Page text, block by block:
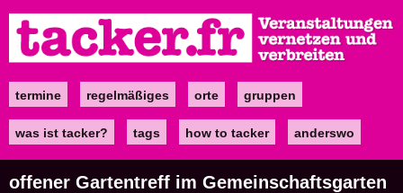
zum
Inhalt
Maintermine regelmäßiges orte gruppen
was ist tacker? tags how to tacker anderswo
offener Gartentreff im Gemeinschaftsgarten